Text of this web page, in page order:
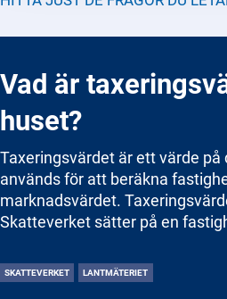
Vad är
huset?
Taxeringsvärdet är ett värde
används för att beräkna
marknadsvärdet.
Skatteverket sätter på en
fastighetsskatt och vid vissa
fastigheten byter ägare. Värdet
SKATTEVERKET LANTMÄTERIET